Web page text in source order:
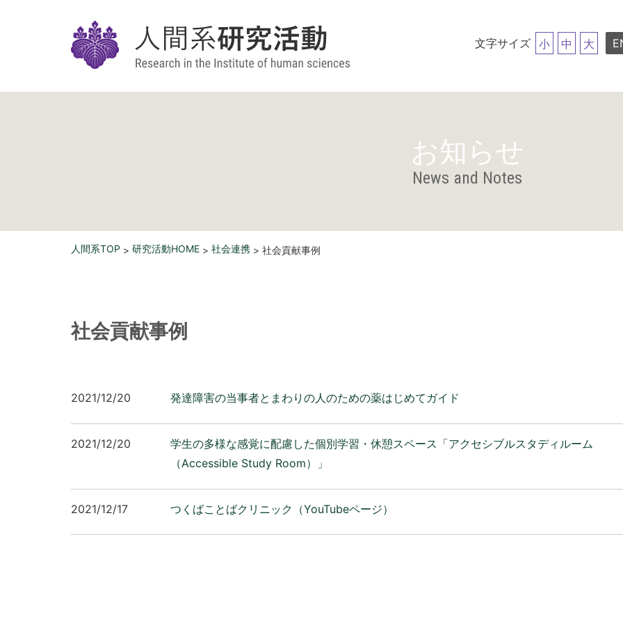
文字サイズ 小 中 大
お知らせ
News and Notes
人間系TOP > 研究活動HOME > 社会連携 > 社会貢献事例
社会貢献事例
2021/12/20 発達障害の当事者とまわりの人のための薬はじめてガイド
2021/12/20
学生の多様な感覚に配慮した個別学習・休憩スペース「アクセシブルスタディルーム
（Accessible Study Room）」
2021/12/17 つくばことばクリニック（YouTubeページ）